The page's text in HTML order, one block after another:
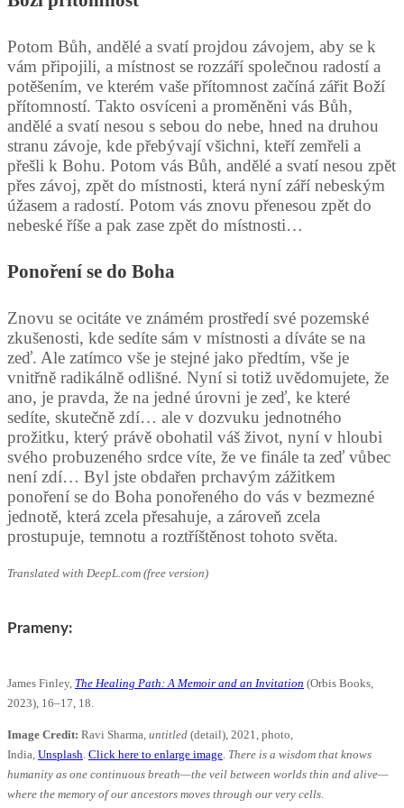
Potom Bůh, andělé a svatí projdou závojem, aby se k
vám připojili, a místnost se rozzáří společnou radostí a
potěšením, ve kterém vaše přítomnost začíná zářit Boží
přítomností. Takto osvíceni a proměněni vás Bůh,
andělé a svatí nesou s sebou do nebe, hned na druhou
stranu závoje, kde přebývají všichni, kteří zemřeli a
přešli k Bohu. Potom vás Bůh, andělé a svatí nesou zpět
přes závoj, zpět do místnosti, která nyní září nebeským
úžasem a radostí. Potom vás znovu přenesou zpět do
nebeské říše a pak zase zpět do místnosti…
Ponoření se do Boha
Znovu se ocitáte ve známém prostředí své pozemské
zkušenosti, kde sedíte sám v místnosti a díváte se na
zeď. Ale zatímco vše je stejné jako předtím, vše je
vnitřně radikálně odlišné. Nyní si totiž uvědomujete, že
ano, je pravda, že na jedné úrovni je zeď, ke které
sedíte, skutečně zdí… ale v dozvuku jednotného
prožitku, který právě obohatil váš život, nyní v hloubi
svého probuzeného srdce víte, že ve finále ta zeď vůbec
není zdí… Byl jste obdařen prchavým zážitkem
ponoření se do Boha ponořeného do vás v bezmezné
jednotě, která zcela přesahuje, a zároveň zcela
prostupuje, temnotu a roztříštěnost tohoto světa.
Translated with DeepL.com (free version)
Prameny:
James Finley, The Healing Path: A Memoir and an Invitation (Orbis Books,
2023), 16–17, 18.
Image Credit: Ravi Sharma, untitled (detail), 2021, photo,
India, Unsplash. Click here to enlarge image. There is a wisdom that knows
humanity as one continuous breath—the veil between worlds thin and alive—
where the memory of our ancestors moves through our very cells.